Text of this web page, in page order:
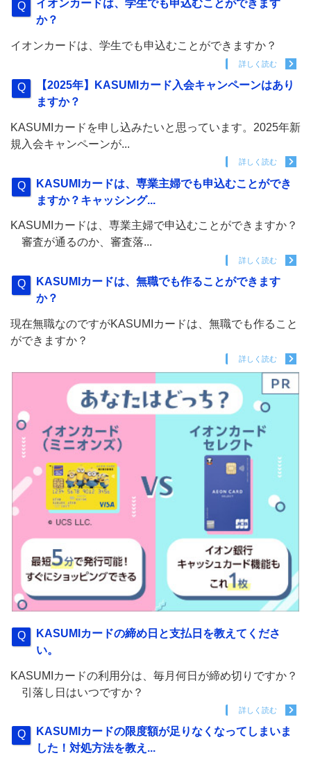
イオンカードは、学生でも申込むことができます
か？
イオンカードは、学生でも申込むことができますか？
詳しく読む
【2025年】KASUMIカード入会キャンペーンはあり
ますか？
KASUMIカードを申し込みたいと思っています。2025年新
規入会キャンペーンが...
詳しく読む
KASUMIカードは、専業主婦でも申込むことができ
ますか？キャッシング...
KASUMIカードは、専業主婦で申込むことができますか？
審査が通るのか、審査落...
詳しく読む
KASUMIカードは、無職でも作ることができます
か？
現在無職なのですがKASUMIカードは、無職でも作ること
ができますか？
詳しく読む
KASUMIカードの締め日と支払日を教えてくださ
い。
KASUMIカードの利用分は、毎月何日が締め切りですか？
引落し日はいつですか？
詳しく読む
KASUMIカードの限度額が足りなくなってしまいま
した！対処方法を教え...